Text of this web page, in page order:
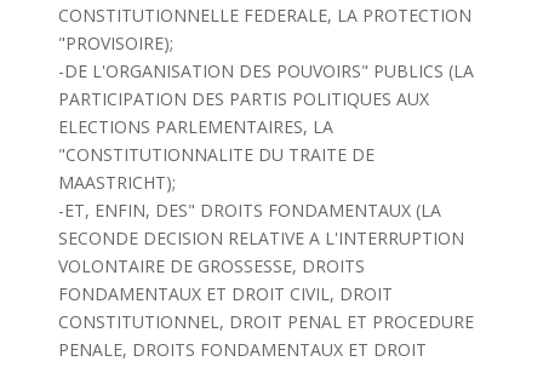
CONSTITUTIONNELLE FEDERALE, LA PROTECTION
"PROVISOIRE);
-DE L'ORGANISATION DES POUVOIRS" PUBLICS (LA
PARTICIPATION DES PARTIS POLITIQUES AUX
ELECTIONS PARLEMENTAIRES, LA
"CONSTITUTIONNALITE DU TRAITE DE
MAASTRICHT);
-ET, ENFIN, DES" DROITS FONDAMENTAUX (LA
SECONDE DECISION RELATIVE A L'INTERRUPTION
VOLONTAIRE DE GROSSESSE, DROITS
FONDAMENTAUX ET DROIT CIVIL, DROIT
CONSTITUTIONNEL, DROIT PENAL ET PROCEDURE
PENALE, DROITS FONDAMENTAUX ET DROIT